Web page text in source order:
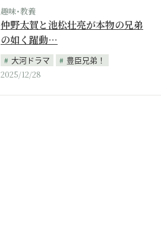
趣味･教養
仲野太賀と池松壮亮が本物の兄弟
の如く躍動…
大河ドラマ
豊臣兄弟！
2025/12/28